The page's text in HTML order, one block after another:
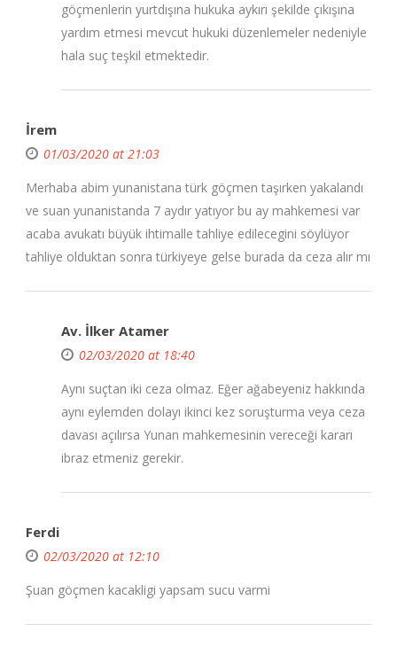
göçmenlerin yurtdışına hukuka aykırı şekilde çıkışına
yardım etmesi mevcut hukuki düzenlemeler nedeniyle
hala suç teşkil etmektedir.
İrem
01/03/2020 at 21:03
Merhaba abim yunanistana türk göçmen taşırken yakalandı
ve suan yunanistanda 7 aydır yatıyor bu ay mahkemesi var
acaba avukatı büyük ihtimalle tahliye edilecegini söylüyor
tahliye olduktan sonra türkiyeye gelse burada da ceza alır mı
Av. İlker Atamer
02/03/2020 at 18:40
Aynı suçtan iki ceza olmaz. Eğer ağabeyeniz hakkında
aynı eylemden dolayı ikinci kez soruşturma veya ceza
davası açılırsa Yunan mahkemesinin vereceği kararı
ibraz etmeniz gerekir.
Ferdi
02/03/2020 at 12:10
Şuan göçmen kacakligi yapsam sucu varmi